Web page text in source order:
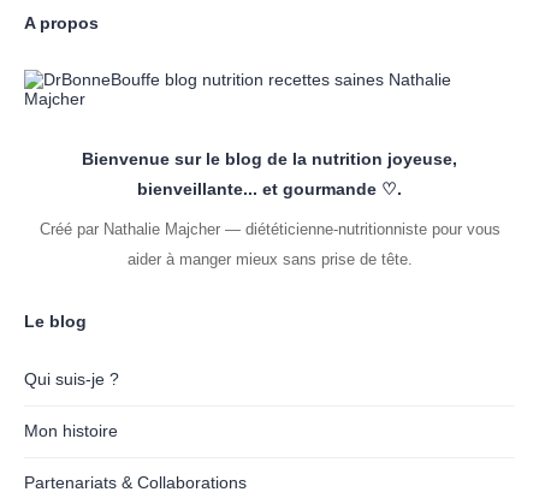
A propos
Bienvenue sur le blog de la nutrition joyeuse,
bienveillante... et gourmande ♡.
Créé par Nathalie Majcher — diététicienne-nutritionniste pour vous
aider à manger mieux sans prise de tête.
Le blog
Qui suis-je ?
Mon histoire
Partenariats & Collaborations